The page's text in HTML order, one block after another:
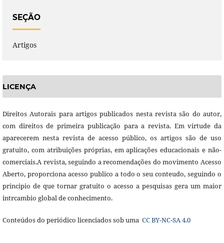
SEÇÃO
Artigos
LICENÇA
Direitos Autorais para artigos publicados nesta revista são do autor,
com direitos de primeira publicação para a revista. Em virtude da
aparecerem nesta revista de acesso público, os artigos são de uso
gratuito, com atribuições próprias, em aplicações educacionais e não-
comerciais.A revista, seguindo a recomendações do movimento Acesso
Aberto, proporciona acesso publico a todo o seu conteudo, seguindo o
principio de que tornar gratuito o acesso a pesquisas gera um maior
intrcambio global de conhecimento.
Conteúdos do periódico licenciados sob uma CC BY-NC-SA 4.0